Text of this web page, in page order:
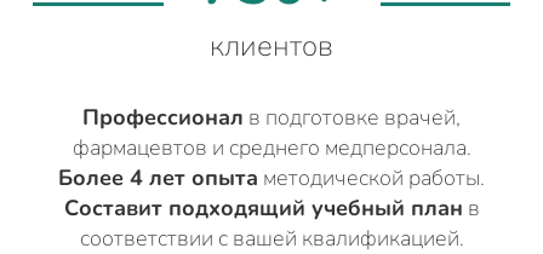
клиентов
Профессионал в подготовке врачей,
фармацевтов и среднего медперсонала.
Более 4 лет опыта методической работы.
Составит подходящий учебный план в
соответствии с вашей квалификацией.